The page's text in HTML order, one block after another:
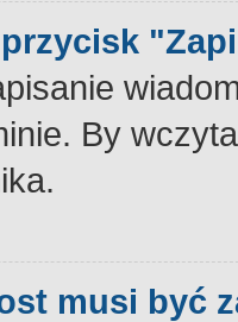
przycisk
By
musi być